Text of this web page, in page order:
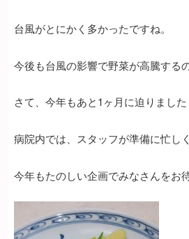
台風がとにかく多かったですね。
今後も台風の影響で野菜が高騰する
さて、今年もあと1ヶ月に迫りました
病院内では、スタッフが準備に忙し
今年もたのしい企画でみなさんをお